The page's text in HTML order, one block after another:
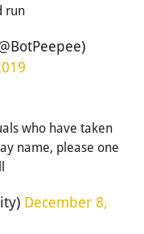
run
who have taken
name, please one
December 8,